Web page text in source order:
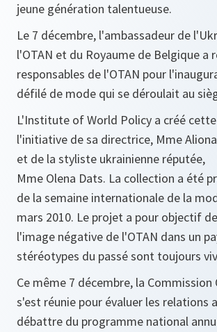
jeune génération talentueuse.
Le 7 décembre, l'ambassadeur de
l'OTAN et du Royaume de Belgique a
responsables de l'OTAN pour
défilé de mode qui se déroulait au
L'Institute of World Policy a créé
l'initiative de sa directrice, Mme
et de la styliste ukrainienne réputée,
Mme Olena Dats. La collection a été
de la semaine internationale de la
mars 2010. Le projet a pour objectif
l'image négative de l'OTAN dans un
stéréotypes du passé sont toujours
Ce même 7 décembre, la Commission
s'est réunie pour évaluer les relations
débattre du programme national